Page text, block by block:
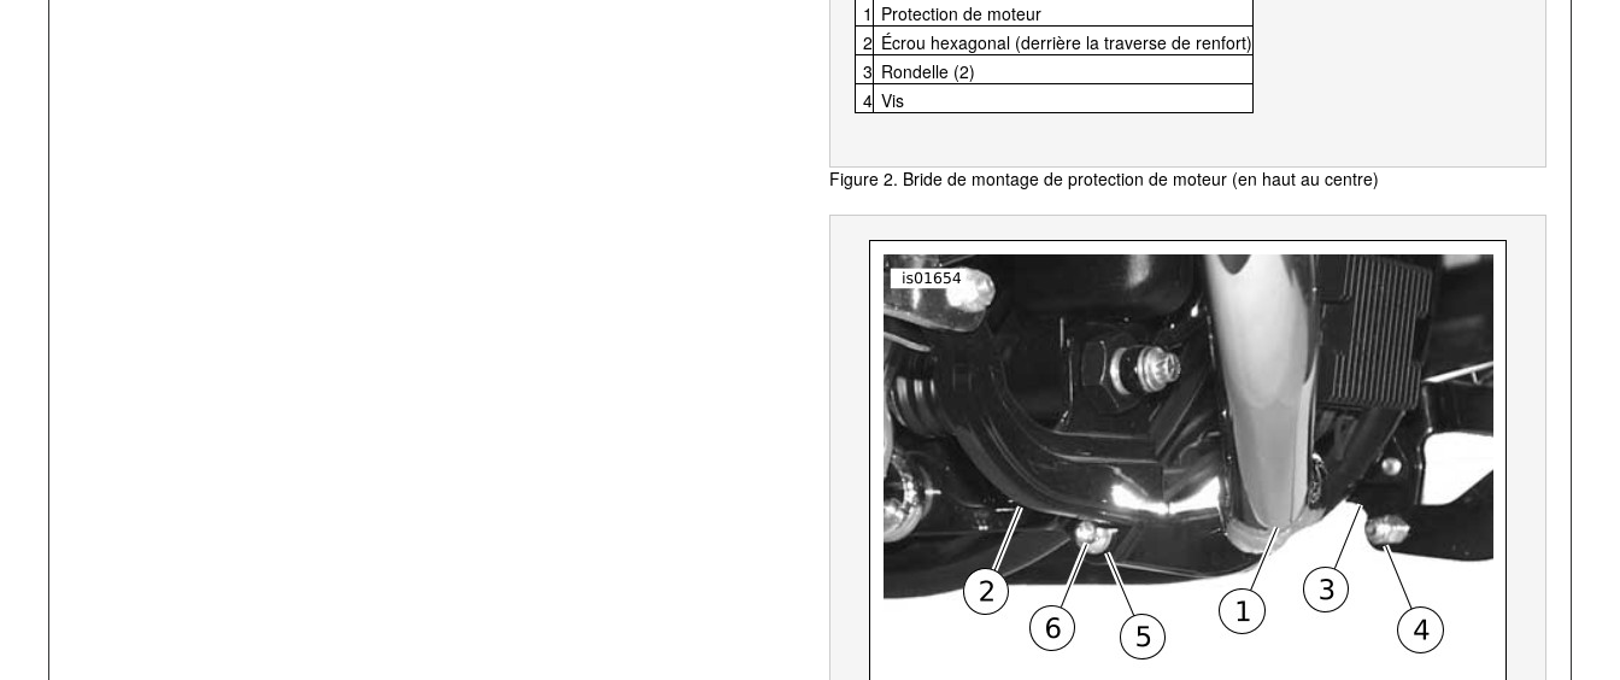
1 Protection de moteur
2 Écrou hexagonal (derrière la traverse de renfort)
3 Rondelle (2)
4 Vis
Figure 2. Bride de montage de protection de moteur (en haut au centre)